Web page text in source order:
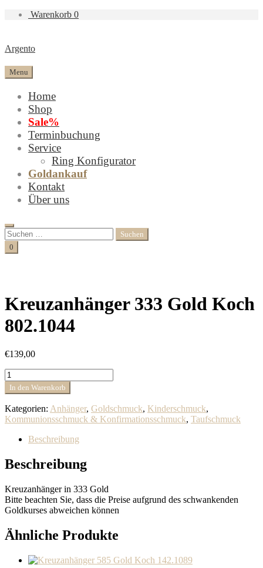
Warenkorb 0
Argento
Menu
Home
Shop
Sale%
Terminbuchung
Service
Ring Konfigurator
Goldankauf
Kontakt
Über uns
Search
Suchen
nach:
Cart
0
Kreuzanhänger 333 Gold Koch
802.1044
€139,00
Kreuzanhänger
333
Gold
Koch
802.1044
Menge
In den Warenkorb
Kategorien: Anhänger, Goldschmuck, Kinderschmuck,
Kommunionsschmuck & Konfirmationsschmuck, Taufschmuck
Beschreibung
Beschreibung
Kreuzanhänger in 333 Gold
Bitte beachten Sie, dass die Preise aufgrund des schwankenden
Goldkurses abweichen können
Ähnliche Produkte